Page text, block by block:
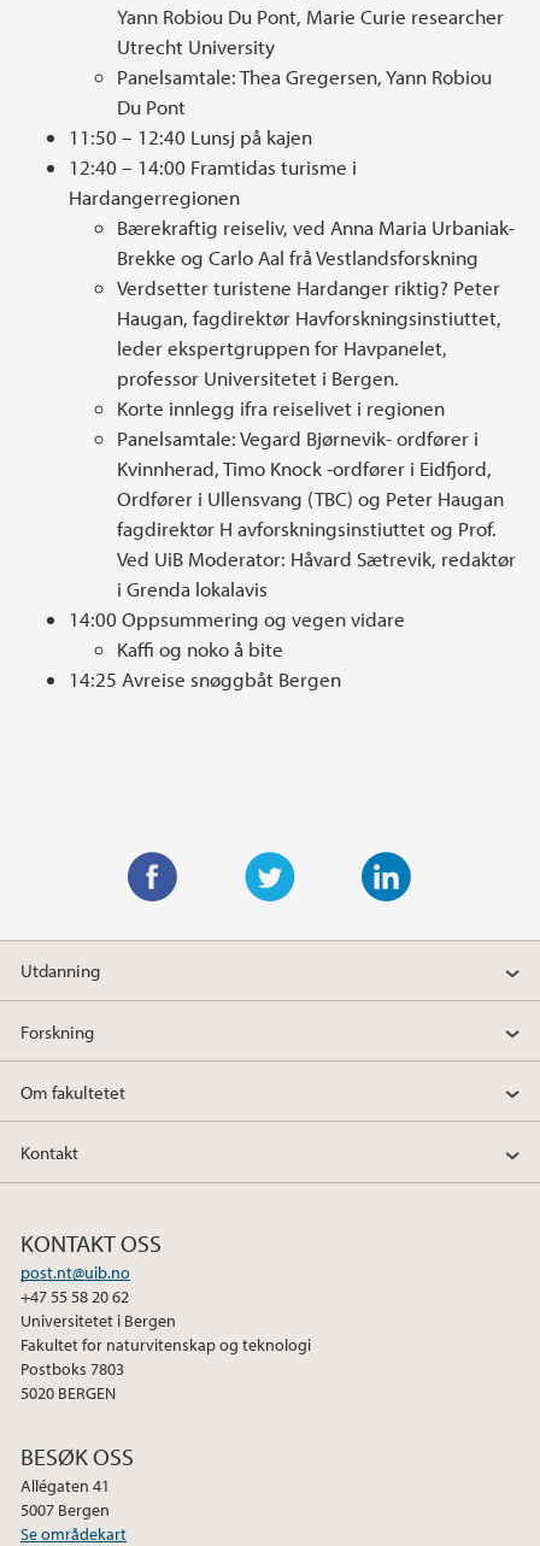
Yann Robiou Du Pont, Marie Curie researcher
Utrecht University
Panelsamtale: Thea Gregersen, Yann Robiou
Du Pont
11:50 – 12:40 Lunsj på kajen
12:40 – 14:00 Framtidas turisme i
Hardangerregionen
Bærekraftig reiseliv, ved Anna Maria Urbaniak-
Brekke og Carlo Aal frå Vestlandsforskning
Verdsetter turistene Hardanger riktig? Peter
Haugan, fagdirektør Havforskningsinstiuttet,
leder ekspertgruppen for Havpanelet,
professor Universitetet i Bergen.
Korte innlegg ifra reiselivet i regionen
Panelsamtale: Vegard Bjørnevik- ordfører i
Kvinnherad, Timo Knock -ordfører i Eidfjord,
Ordfører i Ullensvang (TBC) og Peter Haugan
fagdirektør H avforskningsinstiuttet og Prof.
Ved UiB Moderator: Håvard Sætrevik, redaktør
i Grenda lokalavis
14:00 Oppsummering og vegen vidare
Kaffi og noko å bite
14:25 Avreise snøggbåt Bergen
w
t
e
i
k
d
n
a
e
o
k
Utdanning
Forskning
Om fakultetet
Kontakt
KONTAKT OSS
post.nt@uib.no
+47 55 58 20 62
Universitetet i Bergen
Fakultet for naturvitenskap og teknologi
Postboks 7803
5020 BERGEN
BESØK OSS
Allégaten 41
5007 Bergen
Se områdekart